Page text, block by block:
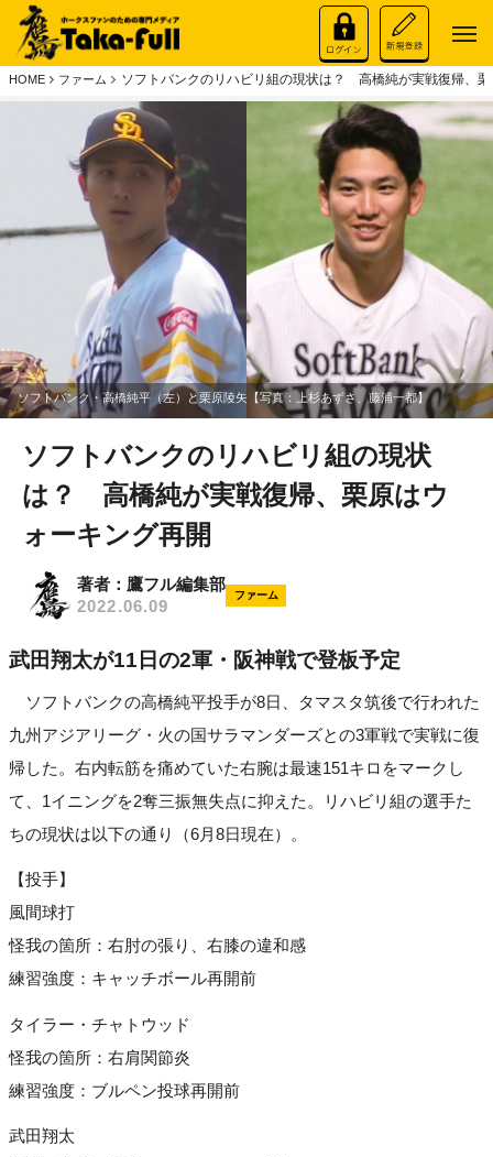
HOME ファーム ソフトバンクのリハビリ組の現状は？ 高橋純が実戦復帰、
ソフトバンク・高橋純平（左）と栗原陵矢【写真：上杉あずさ、藤浦一都】
ソフトバンクのリハビリ組の現状
は？ 高橋純が実戦復帰、栗原はウ
ォーキング再開
著者：鷹フル編集部
2022.06.09
ファーム
武田翔太が11日の2軍・阪神戦で登板予定
ソフトバンクの高橋純平投手が8日、タマスタ筑後で行われた
九州アジアリーグ・火の国サラマンダーズとの3軍戦で実戦に復
帰した。右内転筋を痛めていた右腕は最速151キロをマークし
て、1イニングを2奪三振無失点に抑えた。リハビリ組の選手た
ちの現状は以下の通り（6月8日現在）。
【投手】
風間球打
怪我の箇所：右肘の張り、右膝の違和感
練習強度：キャッチボール再開前
タイラー・チャトウッド
怪我の箇所：右肩関節炎
練習強度：ブルペン投球再開前
武田翔太